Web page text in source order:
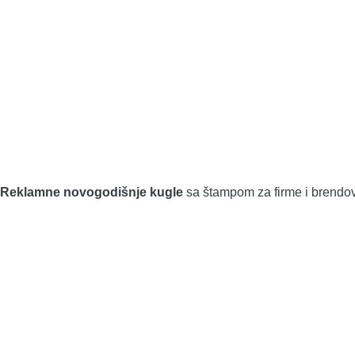
Reklamne novogodišnje kugle sa štampom za firme i